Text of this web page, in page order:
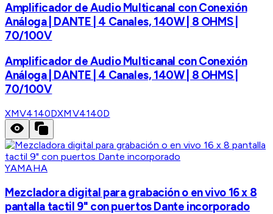
Amplificador de Audio Multicanal con Conexión
Análoga | DANTE | 4 Canales, 140W | 8 OHMS |
70/100V
Amplificador de Audio Multicanal con Conexión
Análoga | DANTE | 4 Canales, 140W | 8 OHMS |
70/100V
XMV4140DXMV4140D
YAMAHA
Mezcladora digital para grabación o en vivo 16 x 8
pantalla tactil 9" con puertos Dante incorporado